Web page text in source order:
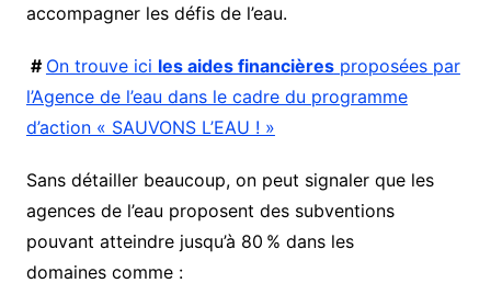
accompagner les défis de l’eau.
# On trouve ici les aides financièresproposées par
l’Agence de l’eau dans le cadre du programme
d’action « SAUVONS L’EAU ! »
Sans détailler beaucoup, on peut signaler que les
agences de l’eau proposent des subventions
pouvant atteindre jusqu’à 80 % dans les
domaines comme :